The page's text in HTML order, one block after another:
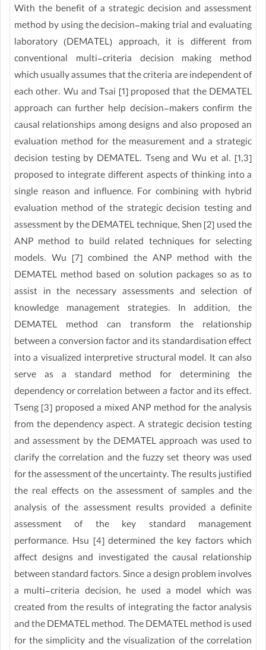
With the benefit of a strategic decision and assessment
method by using the decision-making trial and evaluating
laboratory (DEMATEL) approach, it is different from
conventional multi-criteria decision making method
which usually assumes that the criteria are independent of
each other. Wu and Tsai [1] proposed that the DEMATEL
approach can further help decision-makers confirm the
causal relationships among designs and also proposed an
evaluation method for the measurement and a strategic
decision testing by DEMATEL. Tseng and Wu et al. [1,3]
proposed to integrate different aspects of thinking into a
single reason and influence. For combining with hybrid
evaluation method of the strategic decision testing and
assessment by the DEMATEL technique, Shen [2] used the
ANP method to build related techniques for selecting
models. Wu [7] combined the ANP method with the
DEMATEL method based on solution packages so as to
assist in the necessary assessments and selection of
knowledge management strategies. In addition, the
DEMATEL method can transform the relationship
between a conversion factor and its standardisation effect
into a visualized interpretive structural model. It can also
serve as a standard method for determining the
dependency or correlation between a factor and its effect.
Tseng [3] proposed a mixed ANP method for the analysis
from the dependency aspect. A strategic decision testing
and assessment by the DEMATEL approach was used to
clarify the correlation and the fuzzy set theory was used
for the assessment of the uncertainty. The results justified
the real effects on the assessment of samples and the
analysis of the assessment results provided a definite
assessment of the key standard management
performance. Hsu [4] determined the key factors which
affect designs and investigated the causal relationship
between standard factors. Since a design problem involves
a multi-criteria decision, he used a model which was
created from the results of integrating the factor analysis
and the DEMATEL method. The DEMATEL method is used
for the simplicity and the visualization of the correlation